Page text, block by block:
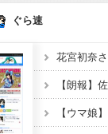
ぐら速
花宮初奈
【朗報】